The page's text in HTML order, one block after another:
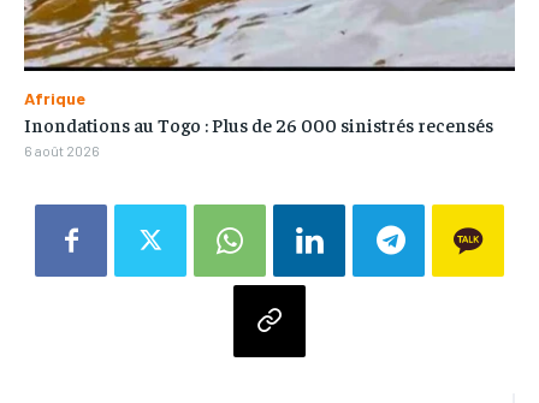
Afrique
Inondations au Togo : Plus de 26 000 sinistrés recensés
6 août 2026